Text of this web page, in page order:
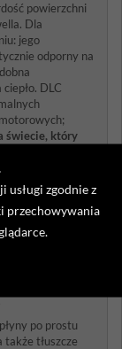
usługi zgodnie z
przechowywania
powierzchni
Dla
jego
odporny na
DLC
świecie, który
odpadają
tarcia: pełne
tarcia i
efektowi lotosu
z ostrza.
soczystej
jest szybkość i
po prostu
tłuszcze